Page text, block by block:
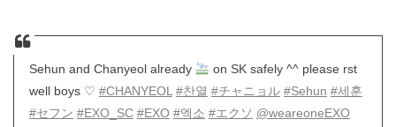
Sehun and Chanyeol already
on SK safely ^^ please rst
well boys ♡ #CHANYEOL #찬열 #チャニョル #Sehun #세훈
#セフン #EXO_SC #EXO #엑소 #エクソ @weareoneEXO